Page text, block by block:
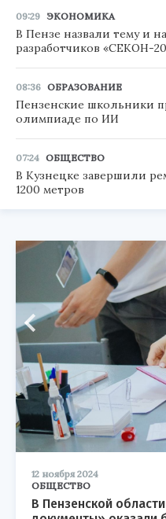
09:29 ЭКОНОМИКА
В Пензе назвали тему и
разработчиков «СЕКОН-
08:36 ОБРАЗОВАНИЕ
Пензенские школьники
олимпиаде по ИИ
07:24 ОБЩЕСТВО
В Кузнецке завершили
1200 метров
12 ноября 2024
ОБЩЕСТВО
В Пензенской